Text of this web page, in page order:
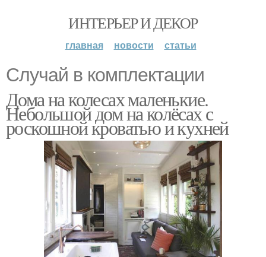
ИНТЕРЬЕР И ДЕКОР
главная новости статьи
Случай в комплектации
Дома на колесах маленькие.
Небольшой дом на колёсах с
роскошной кроватью и кухней